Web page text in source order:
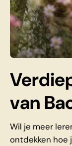
van
Wil je meer
ontdekken hoe